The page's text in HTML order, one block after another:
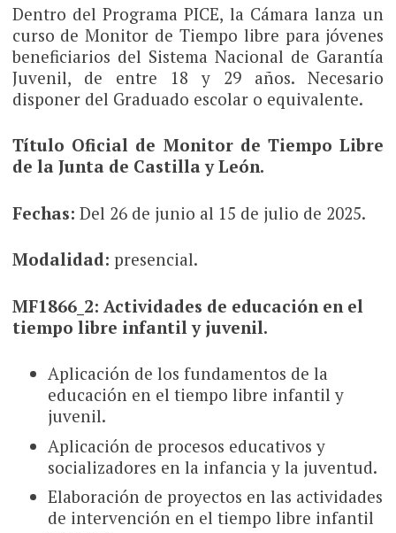
Dentro del Programa PICE, la Cámara lanza un
curso de Monitor de Tiempo libre para jóvenes
beneficiarios del Sistema Nacional de Garantía
Juvenil, de entre 18 y 29 años. Necesario
disponer del Graduado escolar o equivalente.
Título Oficial de Monitor de Tiempo Libre
de la Junta de Castilla y León.
Fechas: Del 26 de junio al 15 de julio de 2025.
Modalidad: presencial.
MF1866_2: Actividades de educación en el
tiempo libre infantil y juvenil.
Aplicación de los fundamentos de la
educación en el tiempo libre infantil y
juvenil.
Aplicación de procesos educativos y
socializadores en la infancia y la juventud.
Elaboración de proyectos en las actividades
de intervención en el tiempo libre infantil